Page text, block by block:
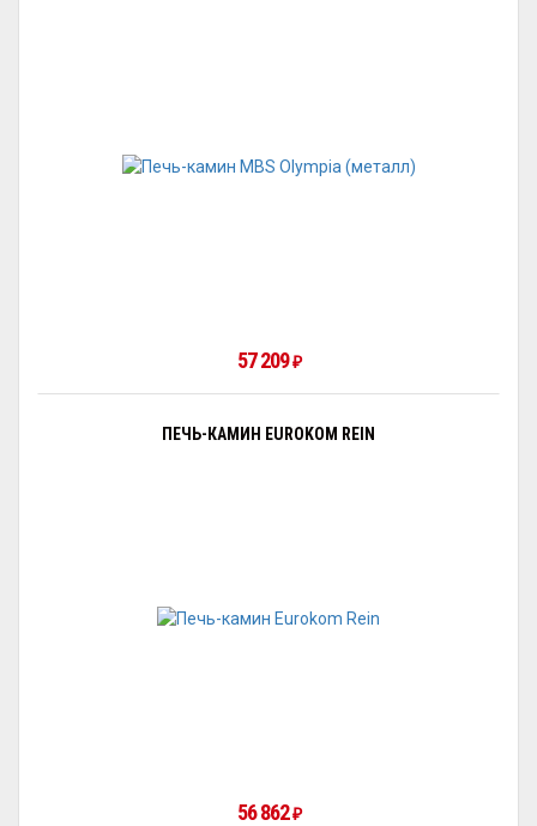
57 209₽
ПЕЧЬ-КАМИН EUROKOM REIN
56 862₽